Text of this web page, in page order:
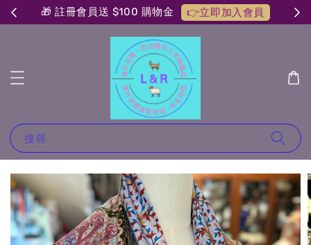
🎁 註冊會員送 $100 購物金 👉立即加入會員
搜尋